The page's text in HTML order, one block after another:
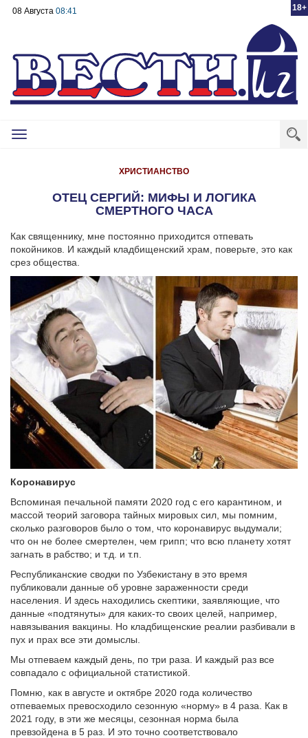
18+
08 Августа 08:41
Toggle
ХРИСТИАНСТВО
ОТЕЦ СЕРГИЙ: МИФЫ И ЛОГИКА
СМЕРТНОГО ЧАСА
Как священнику, мне постоянно приходится отпевать
покойников. И каждый кладбищенский храм, поверьте, это как
срез общества.
Коронавирус
Вспоминая печальной памяти 2020 год с его карантином, и
массой теорий заговора тайных мировых сил, мы помним,
сколько разговоров было о том, что коронавирус выдумали;
что он не более смертелен, чем грипп; что всю планету хотят
загнать в рабство; и т.д. и т.п.
Республиканские сводки по Узбекистану в это время
публиковали данные об уровне зараженности среди
населения. И здесь находились скептики, заявляющие, что
данные «подтянуты» для каких-то своих целей, например,
навязывания вакцины. Но кладбищенские реалии разбивали в
пух и прах все эти домыслы.
Мы отпеваем каждый день, по три раза. И каждый раз все
совпадало с официальной статистикой.
Помню, как в августе и октябре 2020 года количество
отпеваемых превосходило сезонную «норму» в 4 раза. Как в
2021 году, в эти же месяцы, сезонная норма была
превзойдена в 5 раз. И это точно соответствовало